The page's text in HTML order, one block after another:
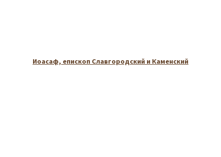
Иоасаф, епископ Славгородский и Каменский